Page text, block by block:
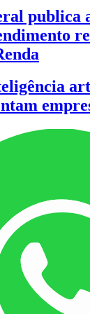
publica